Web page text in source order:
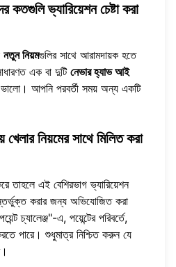
ভ্যারিয়েশন চেষ্টা করা
নতুন নিয়মগুলির সাথে আরামদায়ক হতে
এক বা দুটি নেভার হ্যাভ আই
আপনি পরবর্তী সময় অন্য একটি
নিয়মের সাথে মিলিত করা
তাহলে এই বেশিরভাগ ভ্যারিয়েশন
করার জন্য অভিযোজিত করা
চ্যালেঞ্জ"-এ, পয়েন্টের পরিবর্তে,
পারে। শুধুমাত্র নিশ্চিত করুন যে